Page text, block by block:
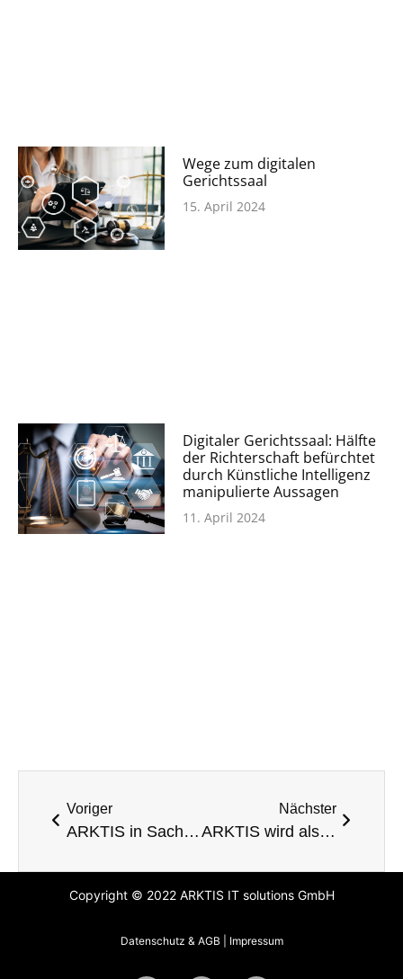
Wege zum digitalen
Gerichtssaal
15. April 2024
Digitaler Gerichtssaal: Hälfte
der Richterschaft befürchtet
durch Künstliche Intelligenz
manipulierte Aussagen
11. April 2024
Voriger
ARKTIS in Sachen HealthCare auf der conhIT 2015
Nächster
ARKTIS wird als Avaya Platinum Partner ausgezeichnet
Copyright © 2022 ARKTIS IT solutions GmbH
Datenschutz & AGB Impressum